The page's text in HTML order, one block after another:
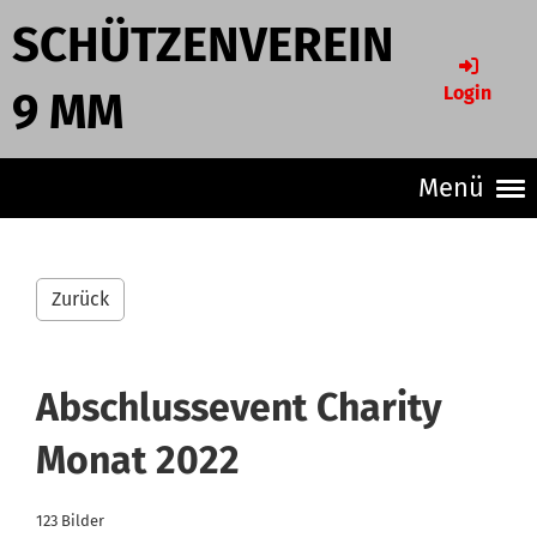
SCHÜTZENVEREIN
9 MM
Login
Menü
Zurück
Abschlussevent Charity
Monat 2022
123 Bilder